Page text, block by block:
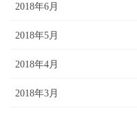
2018年6月
2018年5月
2018年4月
2018年3月